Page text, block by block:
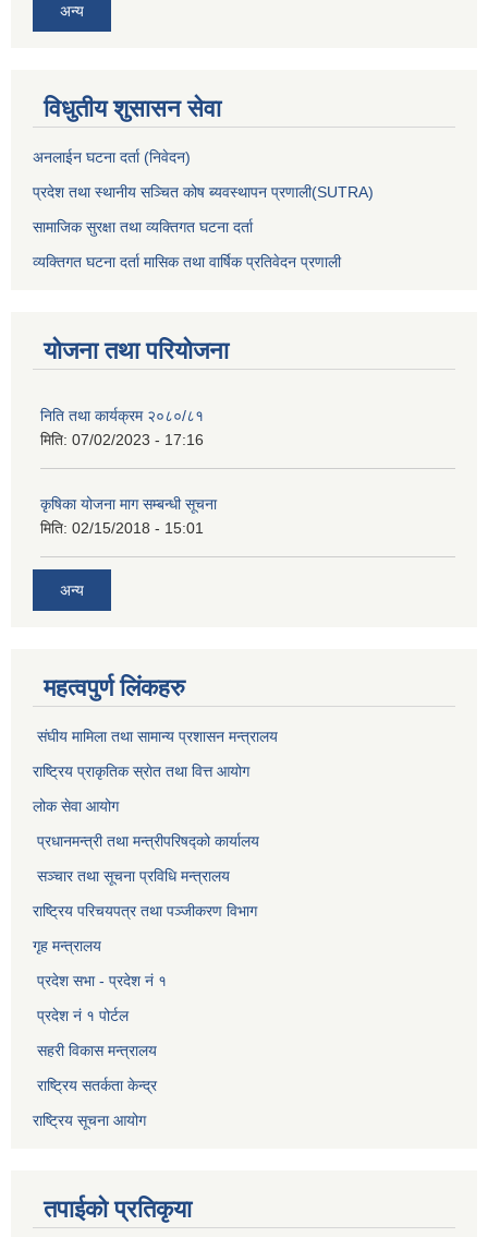
अन्य
विधुतीय शुसासन सेवा
अनलाईन घटना दर्ता (निवेदन)
प्रदेश तथा स्थानीय सञ्चित कोष ब्यवस्थापन प्रणाली(SUTRA)
सामाजिक सुरक्षा तथा व्यक्तिगत घटना दर्ता
व्यक्तिगत घटना दर्ता मासिक तथा वार्षिक प्रतिवेदन प्रणाली
योजना तथा परियोजना
निति तथा कार्यक्रम २०८०/८१
मिति: 07/02/2023 - 17:16
कृषिका योजना माग सम्बन्धी सूचना
मिति: 02/15/2018 - 15:01
अन्य
महत्वपुर्ण लिंकहरु
संघीय मामिला तथा सामान्य प्रशासन मन्त्रालय
राष्ट्रिय प्राकृतिक स्राेत तथा वित्त आयोग
लोक सेवा आयोग
प्रधानमन्त्री तथा मन्त्रीपरिषद्को कार्यालय
सञ्‍चार तथा सूचना प्रविधि मन्त्रालय
राष्ट्रिय परिचयपत्र तथा पञ्जीकरण विभाग​
गृह मन्त्रालय
प्रदेश सभा - प्रदेश नं १
प्रदेश नं १ पोर्टल
सहरी विकास मन्त्रालय
राष्ट्रिय सतर्कता केन्द्र
राष्ट्रिय सूचना आयोग
तपाईको प्रतिकृया